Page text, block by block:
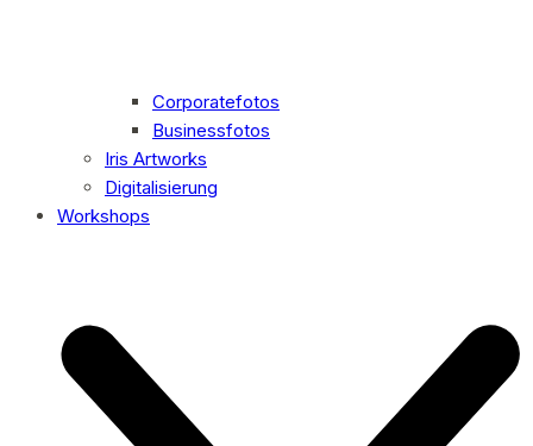
Corporatefotos
Businessfotos
Iris Artworks
Digitalisierung
Workshops